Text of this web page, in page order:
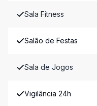
Sala Fitness
Salão de Festas
Sala de Jogos
Vigilância 24h